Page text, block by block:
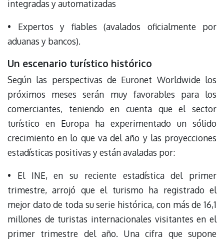
integradas y automatizadas
• Expertos y fiables (avalados oficialmente por
aduanas y bancos).
Un escenario turístico histórico
Según las perspectivas de Euronet Worldwide los
próximos meses serán muy favorables para los
comerciantes, teniendo en cuenta que el sector
turístico en Europa ha experimentado un sólido
crecimiento en lo que va del año y las proyecciones
estadísticas positivas y están avaladas por:
• El INE, en su reciente estadística del primer
trimestre, arrojó que el turismo ha registrado el
mejor dato de toda su serie histórica, con más de 16,1
millones de turistas internacionales visitantes en el
primer trimestre del año. Una cifra que supone